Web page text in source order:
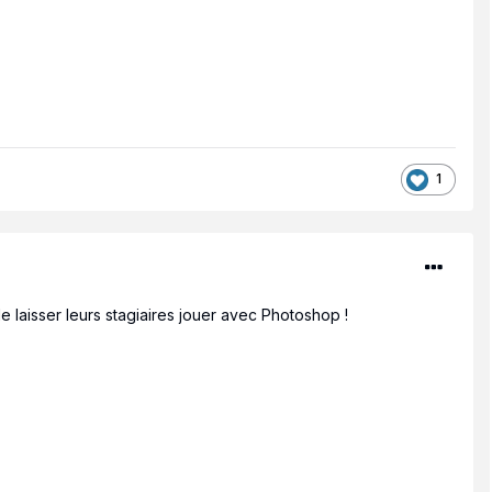
1
laisser leurs stagiaires jouer avec Photoshop !